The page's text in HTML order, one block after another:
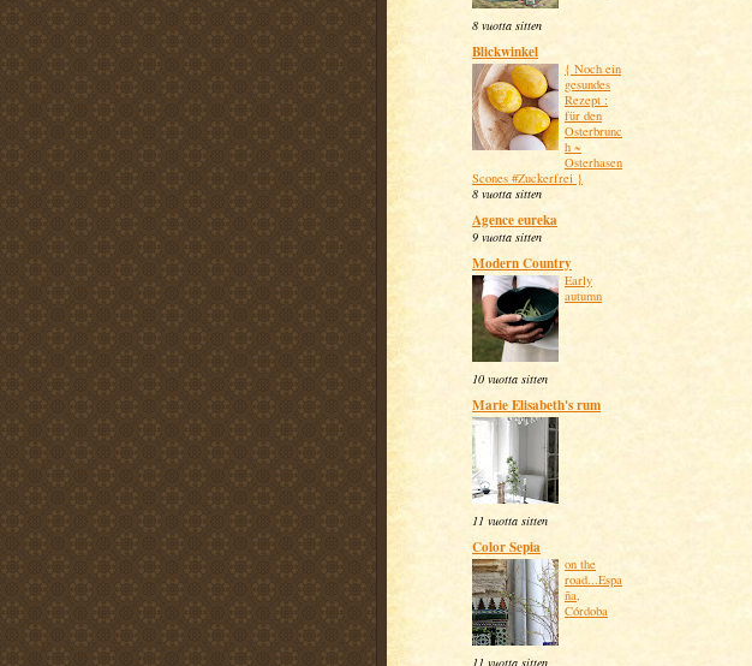
8 vuotta sitten
Blickwinkel
{ Noch ein
gesundes
Rezept :
für den
Osterbrunc
h ~
Osterhasen
Scones #Zuckerfrei }
8 vuotta sitten
Agence eureka
9 vuotta sitten
Modern Country
Early
autumn
10 vuotta sitten
Marie Elisabeth's rum
11 vuotta sitten
Color Sepia
on the
road...Espa
ña,
Córdoba
11 vuotta sitten